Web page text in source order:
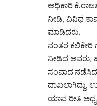
ಅಧಿಕಾರಿ
ನೀಡಿ, ವಿವಿಧ
ಮಾಡಿದರು.
ನಂತರ ಕಲಿಕೇರಿ
ನೀಡಿದ ಅವರು,
ಸಂವಾದ
ದಾಖಲಾಗಿದ್ದು,
ಯಾವ ರೀತಿ